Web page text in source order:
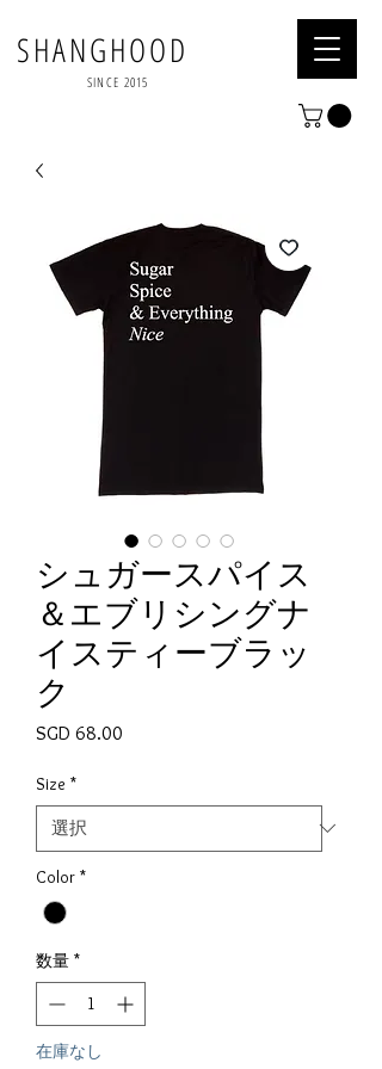
SHANGHOOD
SINCE 2015
シュガースパイス
＆エブリシングナ
イスティーブラッ
ク
SGD 68.00
Size *
Color *
数量 *
在庫なし